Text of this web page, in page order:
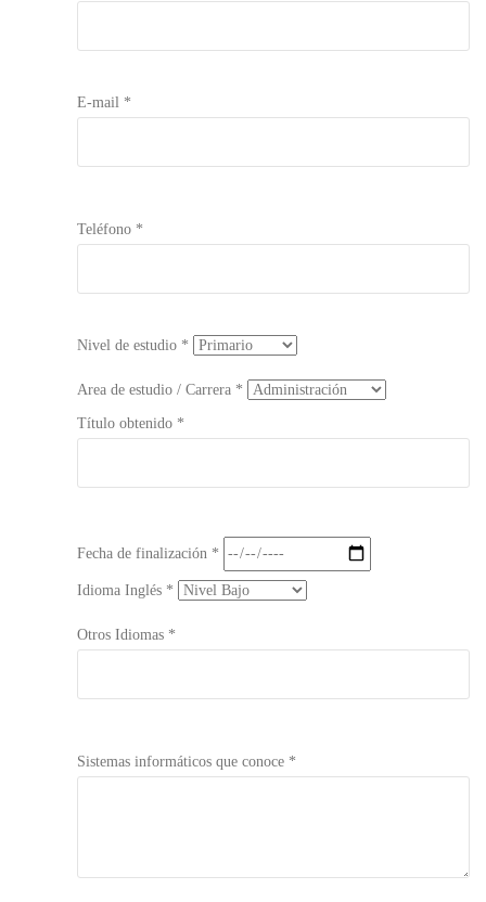
E-mail *
Teléfono *
Nivel de estudio *
Area de estudio / Carrera *
Título obtenido *
Fecha de finalización *
Idioma Inglés *
Otros Idiomas *
Sistemas informáticos que conoce *